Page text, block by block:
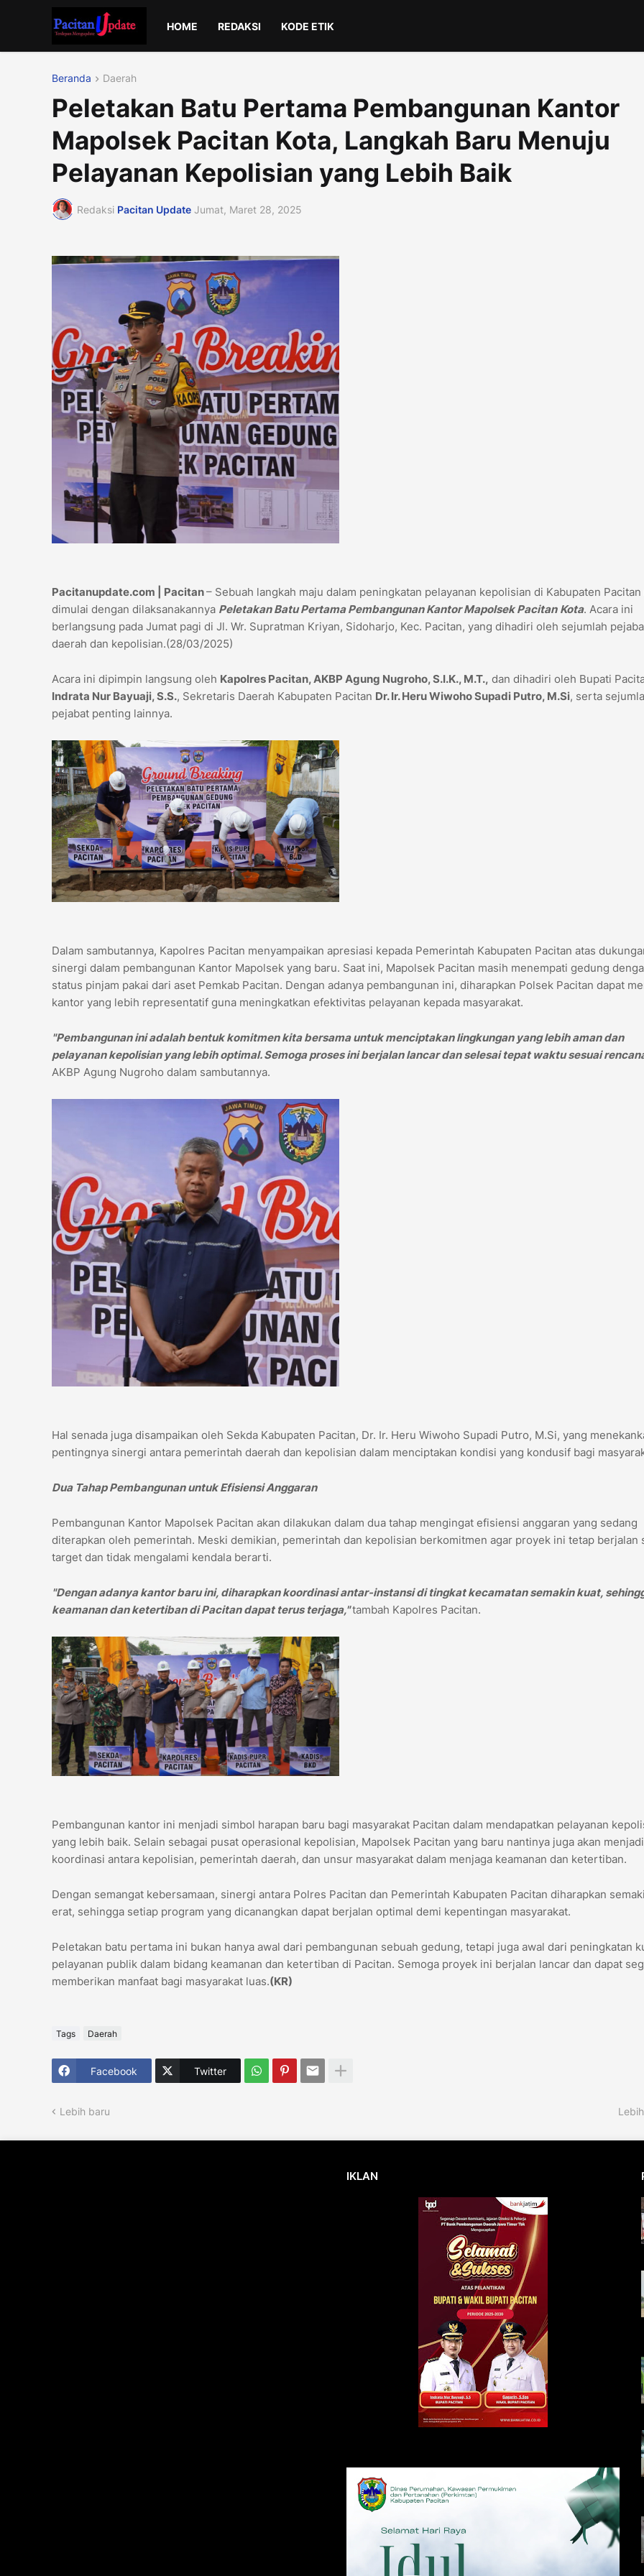
HOME REDAKSI KODE ETIK
Beranda Daerah
Peletakan Batu Pertama Pembangunan Kantor
Mapolsek Pacitan Kota, Langkah Baru Menuju
Pelayanan Kepolisian yang Lebih Baik
Redaksi Pacitan Update Jumat, Maret 28, 2025
Pacitanupdate.com | Pacitan– Sebuah langkah maju dalam peningkatan pelayanan kepolisian di Kabupaten
dimulai dengan dilaksanakannya Peletakan Batu Pertama Pembangunan Kantor Mapolsek Pacitan Kota. Acara ini
berlangsung pada Jumat pagi di Jl. Wr. Supratman Kriyan, Sidoharjo, Kec. Pacitan, yang dihadiri oleh sejumlah
daerah dan kepolisian.(28/03/2025)
Acara ini dipimpin langsung oleh Kapolres Pacitan, AKBP Agung Nugroho, S.I.K., M.T., dan dihadiri oleh Bupati
Indrata Nur Bayuaji, S.S., Sekretaris Daerah Kabupaten Pacitan Dr. Ir. Heru Wiwoho Supadi Putro, M.Si, serta
pejabat penting lainnya.
Dalam sambutannya, Kapolres Pacitan menyampaikan apresiasi kepada Pemerintah Kabupaten Pacitan atas
sinergi dalam pembangunan Kantor Mapolsek yang baru. Saat ini, Mapolsek Pacitan masih menempati gedung
status pinjam pakai dari aset Pemkab Pacitan. Dengan adanya pembangunan ini, diharapkan Polsek Pacitan dapat
kantor yang lebih representatif guna meningkatkan efektivitas pelayanan kepada masyarakat.
"Pembangunan ini adalah bentuk komitmen kita bersama untuk menciptakan lingkungan yang lebih aman dan
pelayanan kepolisian yang lebih optimal. Semoga proses ini berjalan lancar dan selesai tepat waktu sesuai
AKBP Agung Nugroho dalam sambutannya.
Hal senada juga disampaikan oleh Sekda Kabupaten Pacitan, Dr. Ir. Heru Wiwoho Supadi Putro, M.Si, yang
pentingnya sinergi antara pemerintah daerah dan kepolisian dalam menciptakan kondisi yang kondusif bagi
Dua Tahap Pembangunan untuk Efisiensi Anggaran
Pembangunan Kantor Mapolsek Pacitan akan dilakukan dalam dua tahap mengingat efisiensi anggaran yang sedang
diterapkan oleh pemerintah. Meski demikian, pemerintah dan kepolisian berkomitmen agar proyek ini tetap berjalan
target dan tidak mengalami kendala berarti.
"Dengan adanya kantor baru ini, diharapkan koordinasi antar-instansi di tingkat kecamatan semakin kuat,
keamanan dan ketertiban di Pacitan dapat terus terjaga,"tambah Kapolres Pacitan.
Pembangunan kantor ini menjadi simbol harapan baru bagi masyarakat Pacitan dalam mendapatkan pelayanan
yang lebih baik. Selain sebagai pusat operasional kepolisian, Mapolsek Pacitan yang baru nantinya juga akan
koordinasi antara kepolisian, pemerintah daerah, dan unsur masyarakat dalam menjaga keamanan dan ketertiban.
Dengan semangat kebersamaan, sinergi antara Polres Pacitan dan Pemerintah Kabupaten Pacitan diharapkan
erat, sehingga setiap program yang dicanangkan dapat berjalan optimal demi kepentingan masyarakat.
Peletakan batu pertama ini bukan hanya awal dari pembangunan sebuah gedung, tetapi juga awal dari peningkatan
pelayanan publik dalam bidang keamanan dan ketertiban di Pacitan. Semoga proyek ini berjalan lancar dan dapat
memberikan manfaat bagi masyarakat luas.(KR)
Tags Daerah
Facebook Twitter
Lebih baru
IKLAN